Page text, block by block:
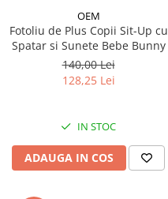
OEM
Fotoliu de Plus Copii Sit-Up cu
Spatar si Sunete Bebe Bunny
140,00 Lei
128,25 Lei
IN STOC
ADAUGA IN COS